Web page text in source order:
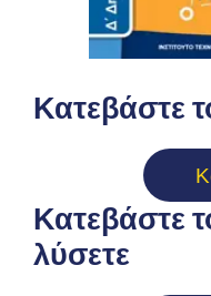
Κατεβάστε
Κατεβάστε
λύσετε